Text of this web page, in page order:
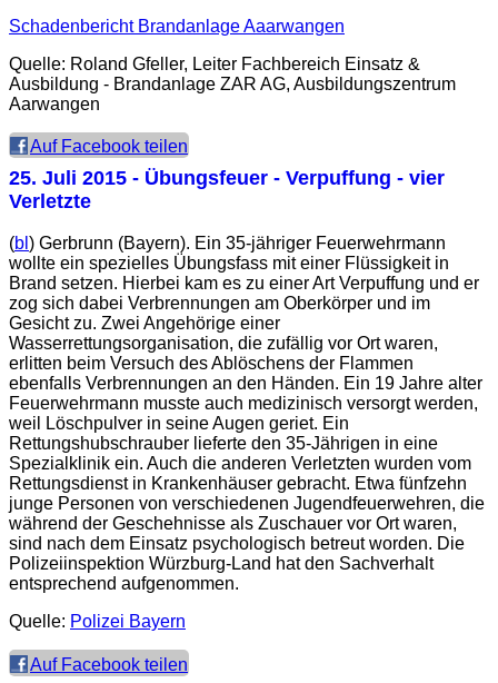
Schadenbericht Brandanlage Aaarwangen
Quelle: Roland Gfeller, Leiter Fachbereich Einsatz &
Ausbildung - Brandanlage ZAR AG, Ausbildungszentrum
Aarwangen
Auf Facebook teilen
25. Juli 2015 - Übungsfeuer - Verpuffung - vier
Verletzte
(bl ) Gerbrunn (Bayern). Ein 35-jähriger Feuerwehrmann
wollte ein spezielles Übungsfass mit einer Flüssigkeit in
Brand setzen. Hierbei kam es zu einer Art Verpuffung und er
zog sich dabei Verbrennungen am Oberkörper und im
Gesicht zu. Zwei Angehörige einer
Wasserrettungsorganisation, die zufällig vor Ort waren,
erlitten beim Versuch des Ablöschens der Flammen
ebenfalls Verbrennungen an den Händen. Ein 19 Jahre alter
Feuerwehrmann musste auch medizinisch versorgt werden,
weil Löschpulver in seine Augen geriet. Ein
Rettungshubschrauber lieferte den 35-Jährigen in eine
Spezialklinik ein. Auch die anderen Verletzten wurden vom
Rettungsdienst in Krankenhäuser gebracht. Etwa fünfzehn
junge Personen von verschiedenen Jugendfeuerwehren, die
während der Geschehnisse als Zuschauer vor Ort waren,
sind nach dem Einsatz psychologisch betreut worden. Die
Polizeiinspektion Würzburg-Land hat den Sachverhalt
entsprechend aufgenommen.
Quelle: Polizei Bayern
Auf Facebook teilen